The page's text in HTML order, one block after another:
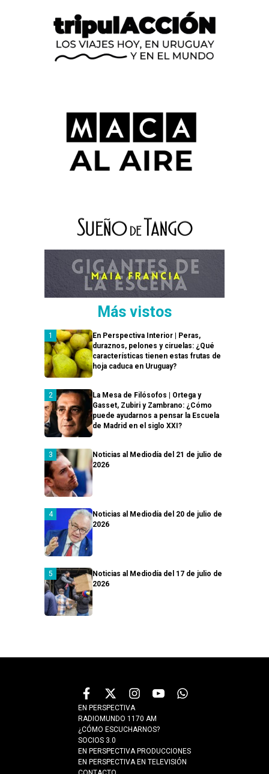
Más vistos
En Perspectiva Interior | Peras,
duraznos, pelones y ciruelas: ¿Qué
características tienen estas frutas de
hoja caduca en Uruguay?
La Mesa de Filósofos | Ortega y
Gasset, Zubiri y Zambrano: ¿Cómo
puede ayudarnos a pensar la Escuela
de Madrid en el siglo XXI?
Noticias al Mediodía del 21 de julio de
2026
Noticias al Mediodía del 20 de julio de
2026
Noticias al Mediodía del 17 de julio de
2026
EN PERSPECTIVA
RADIOMUNDO 1170 AM
¿CÓMO ESCUCHARNOS?
SOCIOS 3.0
EN PERSPECTIVA PRODUCCIONES
EN PERSPECTIVA EN TELEVISIÓN